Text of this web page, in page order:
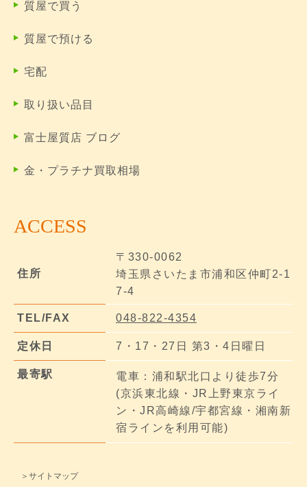
質屋で買う
質屋で預ける
宅配
取り扱い品目
富士屋質店 ブログ
金・プラチナ買取相場
ACCESS
住所
〒330-0062
埼玉県さいたま市浦和区仲町2-1
7-4
TEL/FAX 048-822-4354
定休日 7・17・27日 第3・4日曜日
最寄駅
電車：浦和駅北口より徒歩7分
(京浜東北線・JR上野東京ライ
ン・JR高崎線/宇都宮線・湘南新
宿ラインを利用可能)
＞サイトマップ